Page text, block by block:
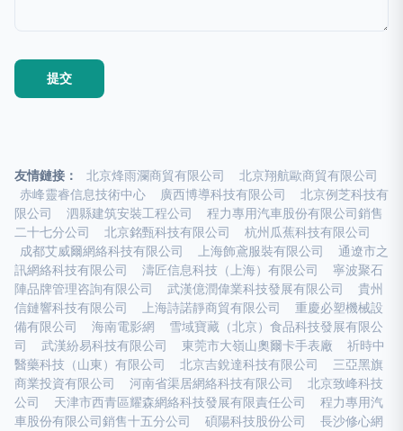
友情鏈接： 北京烽雨瀾商貿有限公司
北京翔航歐商貿有限公司
赤峰靈睿信息技術中心
廣西博導科技有限公司
北京例芝科技有
限公司
泗縣建筑安裝工程公司
程力專用汽車股份有限公司銷售
二十七分公司
北京銘甄科技有限公司
杭州瓜蕉科技有限公司
成都艾威爾網絡科技有限公司
上海飾鳶服裝有限公司
通遼市之
訊網絡科技有限公司
濤匠信息科技（上海）有限公司
寧波聚石
陣品牌管理咨詢有限公司
武漢億潤偉業科技發展有限公司
貴州
信鏈響科技有限公司
上海詩諾靜商貿有限公司
重慶必塑機械設
備有限公司
海南電影網
雪域寶藏（北京）食品科技發展有限公
司
武漢紛易科技有限公司 東莞市大嶺山奧爾卡手表廠
祈時中
醫藥科技（山東）有限公司
北京吉銳達科技有限公司
三亞黑旗
商業投資有限公司
河南省渠居網絡科技有限公司
北京致峰科技
公司
天津市西青區耀森網絡科技發展有限責任公司
程力專用汽
車股份有限公司銷售十五分公司
碩陽科技股份公司
長沙修心網